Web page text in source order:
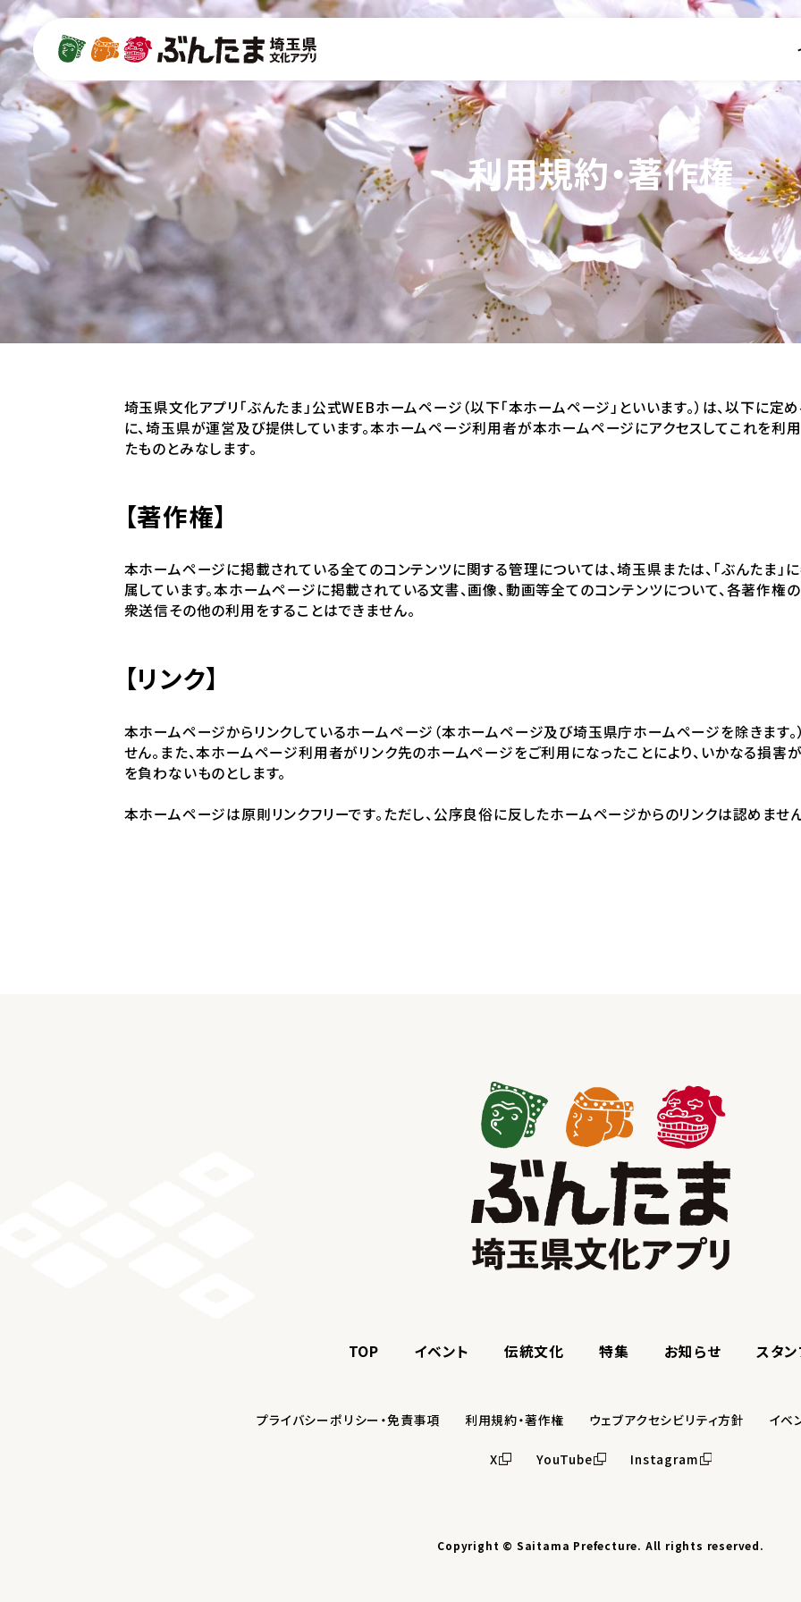
利用規約・著作権
埼玉県文化アプリ「ぶんたま」公式WEBホームページ（以下「本ホームページ」といいます。）は、以下に
に、埼玉県が運営及び提供しています。本ホームページ利用者が本ホームページにアクセスしてこれを利
たものとみなします。
【著作権】
本ホームページに掲載されている全てのコンテンツに関する管理については、埼玉県または、「ぶんたま
属しています。本ホームページに掲載されている文書、画像、動画等全てのコンテンツについて、各著作権
衆送信その他の利用をすることはできません。
【リンク】
本ホームページからリンクしているホームページ（本ホームページ及び埼玉県庁ホームページを除きます
せん。また、本ホームページ利用者がリンク先のホームページをご利用になったことにより、いかなる損
を負わないものとします。
本ホームページは原則リンクフリーです。ただし、公序良俗に反したホームページからのリンクは認めませ
TOP イベント 伝統文化 特集 お知らせ スタ
プライバシーポリシー・免責事項 利用規約・著作権 ウェブアクセシビリティ方針 イベ
X YouTube Instagram
Copyright © Saitama Prefecture. All rights reserved.